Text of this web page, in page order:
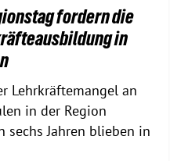
fordern die
in
Lehrkräftemangel an
in der Region
sechs Jahren blieben in